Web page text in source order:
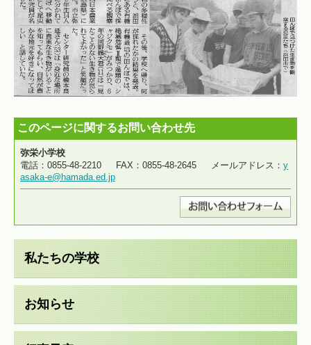
このページに関するお問い合わせ先
弥栄小学校
電話：0855-48-2210 FAX：0855-48-2645 メールアドレス： y
asaka-e@hamada.ed.jp
私たちの学校
お知らせ